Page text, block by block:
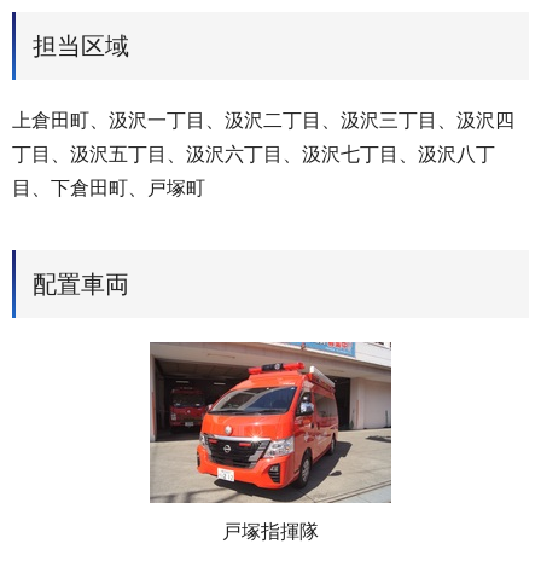
担当区域
上倉田町、汲沢一丁目、汲沢二丁目、汲沢三丁目、汲沢四
丁目、汲沢五丁目、汲沢六丁目、汲沢七丁目、汲沢八丁
目、下倉田町、戸塚町
配置車両
戸塚指揮隊